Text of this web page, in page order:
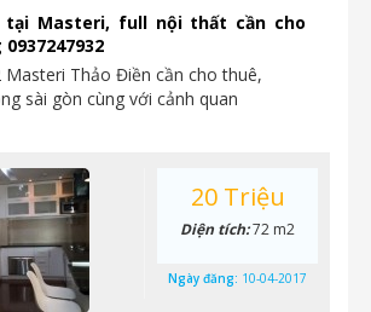
tại Masteri, full nội thất cần cho
Masteri Thảo Điền cần cho thuê,
sài gòn cùng với cảnh quan
20 Triệu
Diện tích:72 m2
Ngày đăng: 10-04-2017